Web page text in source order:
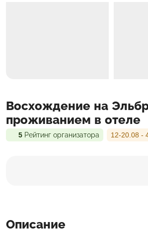
Программа Проживание
Восхождение на
проживанием в отеле
5 Рейтинг организатора 12-20.08 -
Описание